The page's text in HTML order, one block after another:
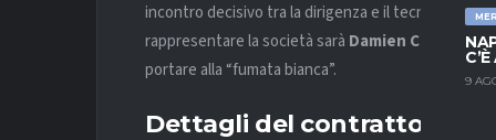
9
incontro decisivo tra la dirigenza e il tecnico di
rappresentare la società sarà Damien Comolli ,
portare alla “fumata bianca”.
Dettagli del contratto e